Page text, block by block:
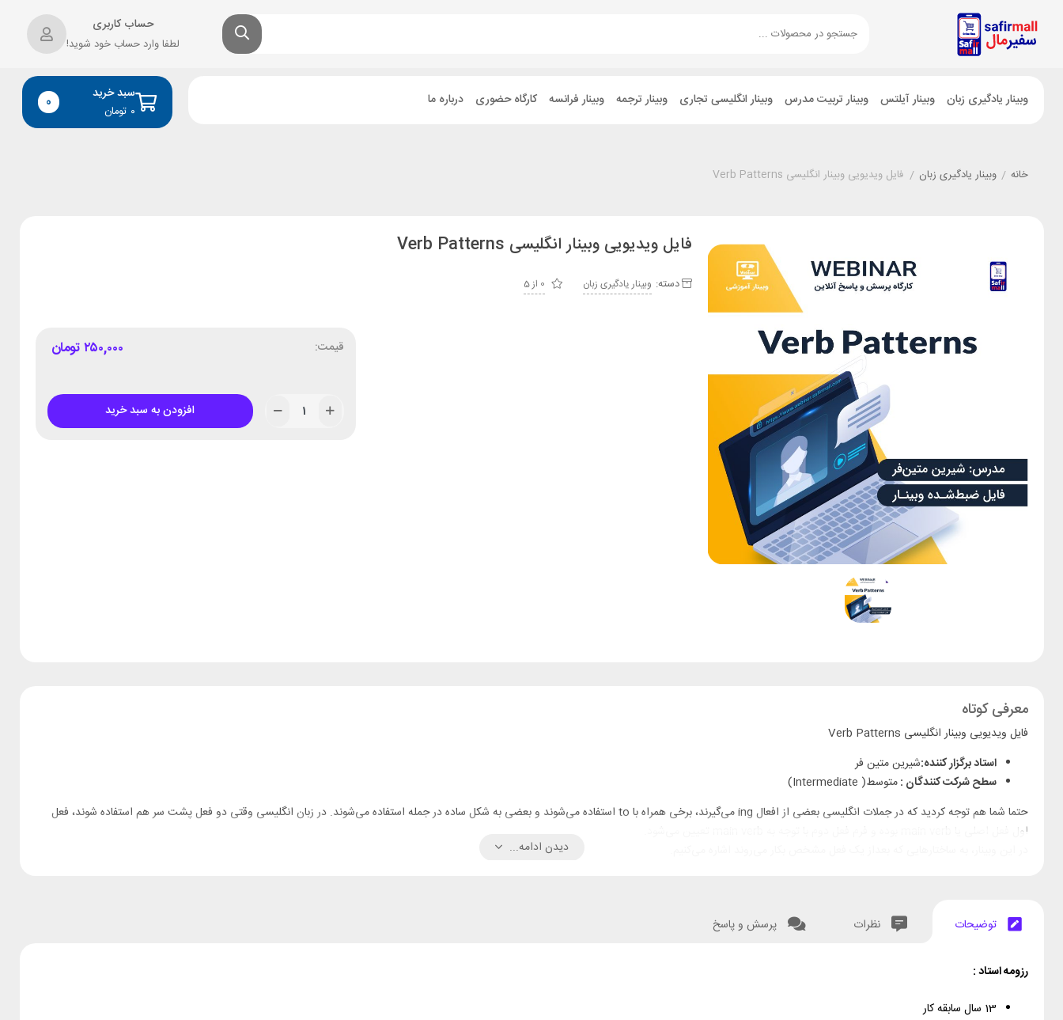
حساب کاربری
لطفا وارد حساب خود شوید!
وبینار یادگیری زبان وبینار آیلتس وبینار تربیت مدرس وبینار انگلیسی تجاری وبینار ترجمه وبینار فرانسه کارگاه حضوری درباره ما سبد خرید
تومان ۰ 0
خانه / وبینار یادگیری زبان / فایل ویدیویی وبینار انگلیسی Verb Patterns
فایل ویدیویی وبینار انگلیسی Verb Patterns
دسته: وبینار یادگیری زبان 0 از 5
قیمت: تومان۲۵۰,۰۰۰
افزودن به سبد خرید
معرفی کوتاه
فایل ویدیویی وبینار انگلیسی Verb Patterns
استاد برگزار کننده:شیرین متین فر
سطح شرکت کنندگان :متوسط( Intermediate)
حتما شما هم توجه کردید که در جملات انگلیسی بعضی از افعال ing می‌گیرند، برخی همراه با to استفاده می‌شوند و بعضی به شکل ساده در جمله استفاده می‌شوند. در زبان انگلیسی وقتی دو فعل پشت سر هم استفاده شوند، فعل
اول فعل اصلی یا main verb بوده و فرم فعل دوم با توجه به main verb تعیین می‌شود.
پس از خریداری محصول جهت استفاده از وبینار مراحل زیر را به ترتیب طی کنید:
۲- ورود به قسمت دانلودها در ستون سمت راست
دیدن ادامه...
توضیحات نظرات پرسش و پاسخ
رزومه استاد :
13 سال سابقه کار